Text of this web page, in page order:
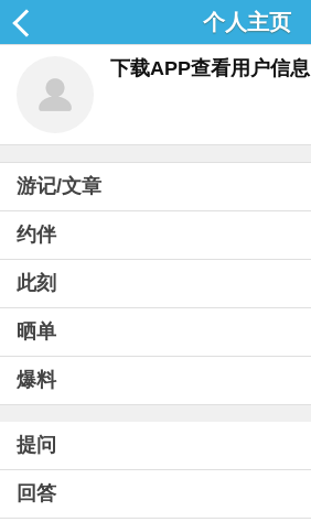
个人主页
下载APP查看用户信息
游记/文章
约伴
此刻
晒单
爆料
提问
回答